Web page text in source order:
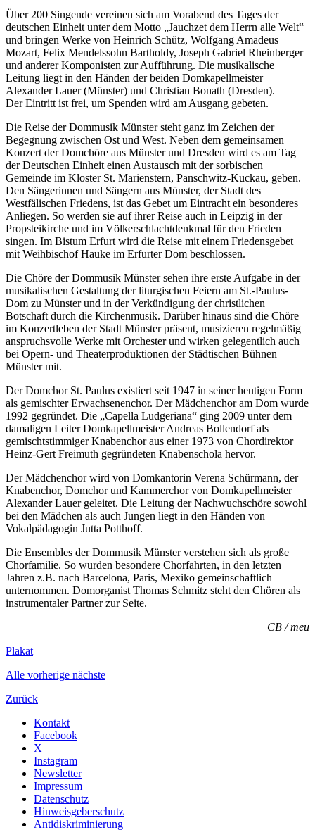
Über 200 Singende vereinen sich am Vorabend des Tages der
deutschen Einheit unter dem Motto „Jauchzet dem Herrn alle Welt‟
und bringen Werke von Heinrich Schütz, Wolfgang Amadeus
Mozart, Felix Mendelssohn Bartholdy, Joseph Gabriel Rheinberger
und anderer Komponisten zur Aufführung. Die musikalische
Leitung liegt in den Händen der beiden Domkapellmeister
Alexander Lauer (Münster) und Christian Bonath (Dresden).
Der Eintritt ist frei, um Spenden wird am Ausgang gebeten.
Die Reise der Dommusik Münster steht ganz im Zeichen der
Begegnung zwischen Ost und West. Neben dem gemeinsamen
Konzert der Domchöre aus Münster und Dresden wird es am Tag
der Deutschen Einheit einen Austausch mit der sorbischen
Gemeinde im Kloster St. Marienstern, Panschwitz-Kuckau, geben.
Den Sängerinnen und Sängern aus Münster, der Stadt des
Westfälischen Friedens, ist das Gebet um Eintracht ein besonderes
Anliegen. So werden sie auf ihrer Reise auch in Leipzig in der
Propsteikirche und im Völkerschlachtdenkmal für den Frieden
singen. Im Bistum Erfurt wird die Reise mit einem Friedensgebet
mit Weihbischof Hauke im Erfurter Dom beschlossen.
Die Chöre der Dommusik Münster sehen ihre erste Aufgabe in der
musikalischen Gestaltung der liturgischen Feiern am St.-Paulus-
Dom zu Münster und in der Verkündigung der christlichen
Botschaft durch die Kirchenmusik. Darüber hinaus sind die Chöre
im Konzertleben der Stadt Münster präsent, musizieren regelmäßig
anspruchsvolle Werke mit Orchester und wirken gelegentlich auch
bei Opern- und Theaterproduktionen der Städtischen Bühnen
Münster mit.
Der Domchor St. Paulus existiert seit 1947 in seiner heutigen Form
als gemischter Erwachsenenchor. Der Mädchenchor am Dom wurde
1992 gegründet. Die „Capella Ludgeriana“ ging 2009 unter dem
damaligen Leiter Domkapellmeister Andreas Bollendorf als
gemischtstimmiger Knabenchor aus einer 1973 von Chordirektor
Heinz-Gert Freimuth gegründeten Knabenschola hervor.
Der Mädchenchor wird von Domkantorin Verena Schürmann, der
Knabenchor, Domchor und Kammerchor von Domkapellmeister
Alexander Lauer geleitet. Die Leitung der Nachwuchschöre sowohl
bei den Mädchen als auch Jungen liegt in den Händen von
Vokalpädagogin Jutta Potthoff.
Die Ensembles der Dommusik Münster verstehen sich als große
Chorfamilie. So wurden besondere Chorfahrten, in den letzten
Jahren z.B. nach Barcelona, Paris, Mexiko gemeinschaftlich
unternommen. Domorganist Thomas Schmitz steht den Chören als
instrumentaler Partner zur Seite.
CB / meu
Plakat
Alle vorherige nächste
Zurück
Kontakt
Facebook
X
Instagram
Newsletter
Impressum
Datenschutz
Hinweisgeberschutz
Antidiskriminierung